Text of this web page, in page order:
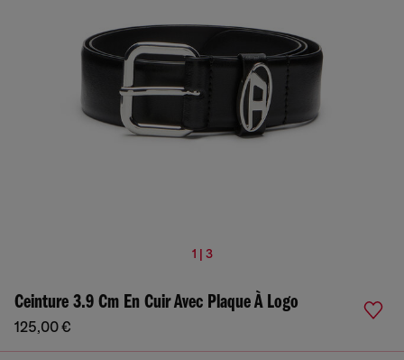
1 | 3
Ceinture 3.9 Cm En Cuir Avec Plaque À Logo
125,00 €